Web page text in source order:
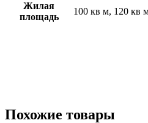
Жилая
площадь
100 кв м, 120 кв
Похожие товары